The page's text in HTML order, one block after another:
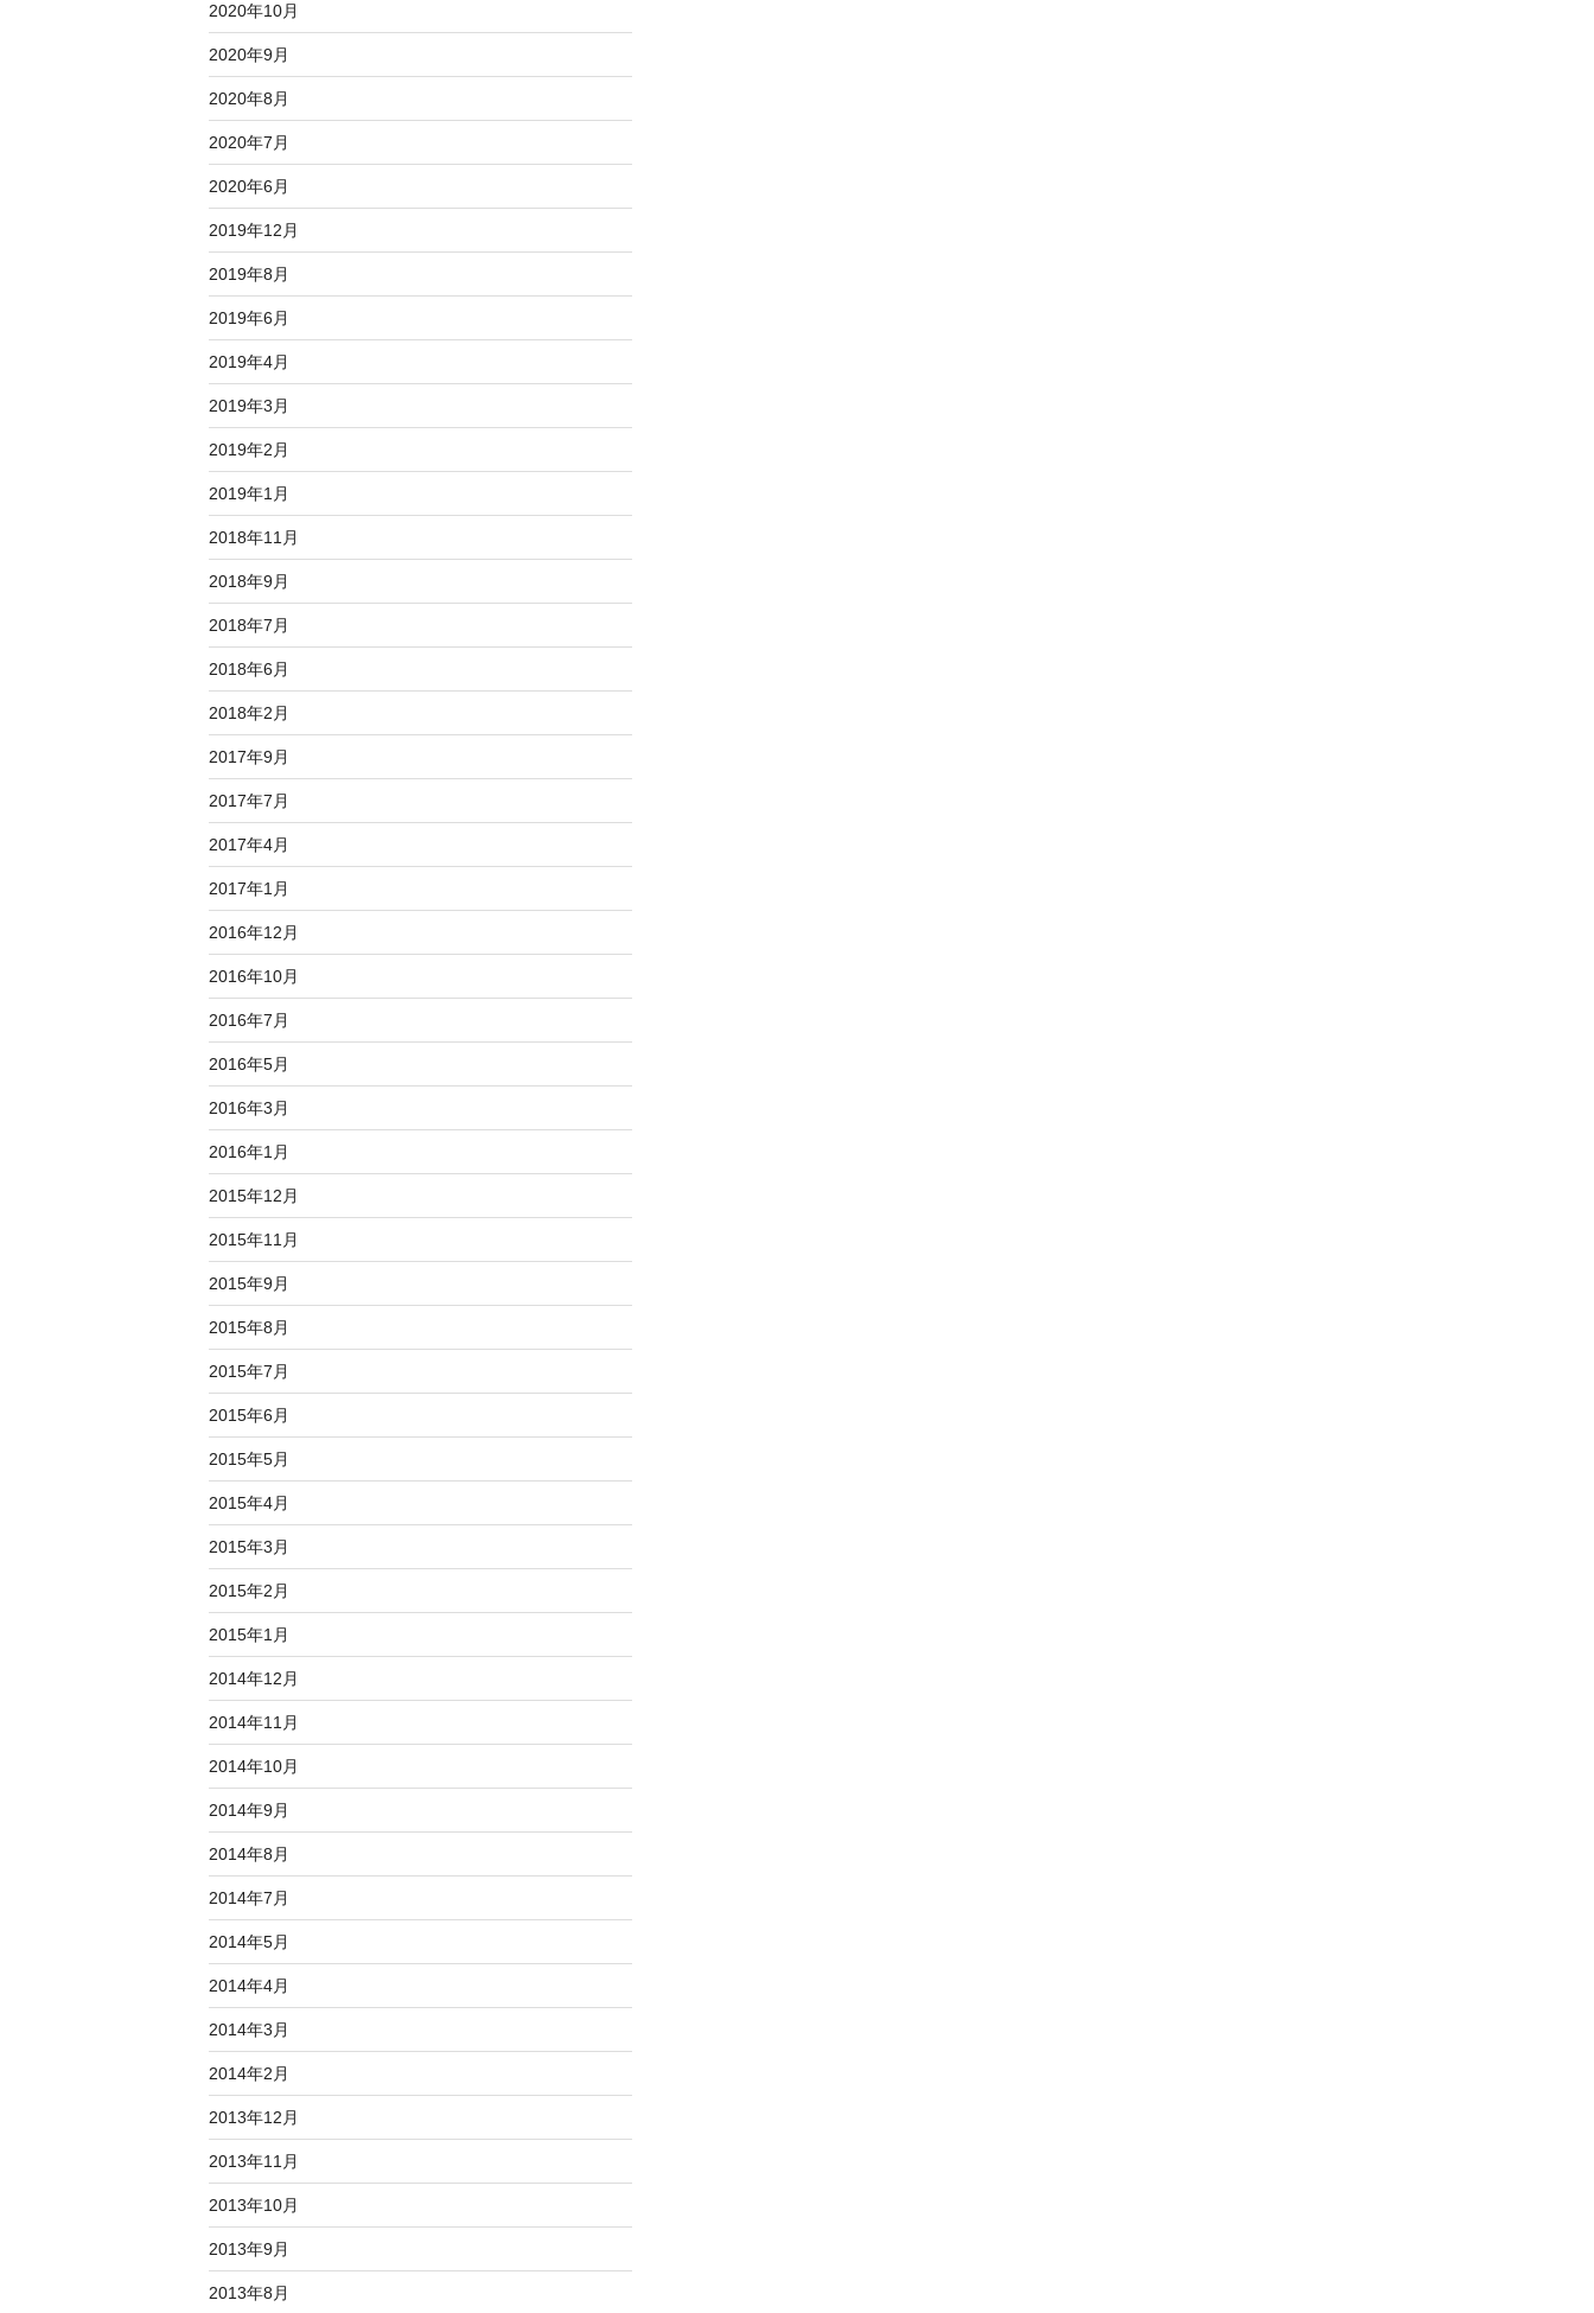
2020年10月
2020年9月
2020年8月
2020年7月
2020年6月
2019年12月
2019年8月
2019年6月
2019年4月
2019年3月
2019年2月
2019年1月
2018年11月
2018年9月
2018年7月
2018年6月
2018年2月
2017年9月
2017年7月
2017年4月
2017年1月
2016年12月
2016年10月
2016年7月
2016年5月
2016年3月
2016年1月
2015年12月
2015年11月
2015年9月
2015年8月
2015年7月
2015年6月
2015年5月
2015年4月
2015年3月
2015年2月
2015年1月
2014年12月
2014年11月
2014年10月
2014年9月
2014年8月
2014年7月
2014年5月
2014年4月
2014年3月
2014年2月
2013年12月
2013年11月
2013年10月
2013年9月
2013年8月